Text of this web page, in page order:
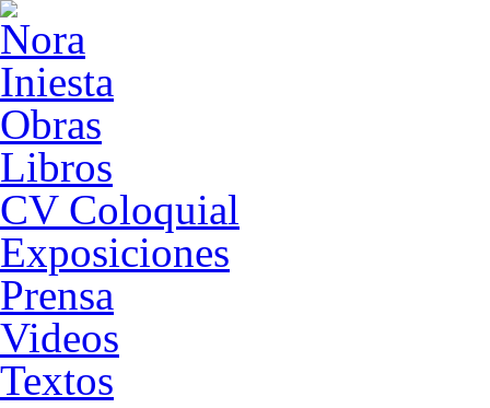
Obras
Libros
CV Coloquial
Exposiciones
Prensa
Videos
Textos